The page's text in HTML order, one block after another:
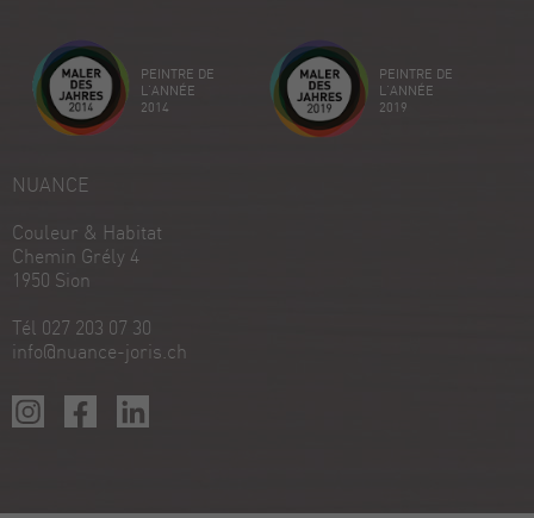
Créez votre propre sceau maintenant
18/12/2025
Voir le profil
PEINTRE DE
L'ANNÉE
2014
PEINTRE DE
L'ANNÉE
2019
NUANCE
Couleur & Habitat
Chemin Grély 4
1950 Sion
Tél 027 203 07 30
info@nuance-joris.ch